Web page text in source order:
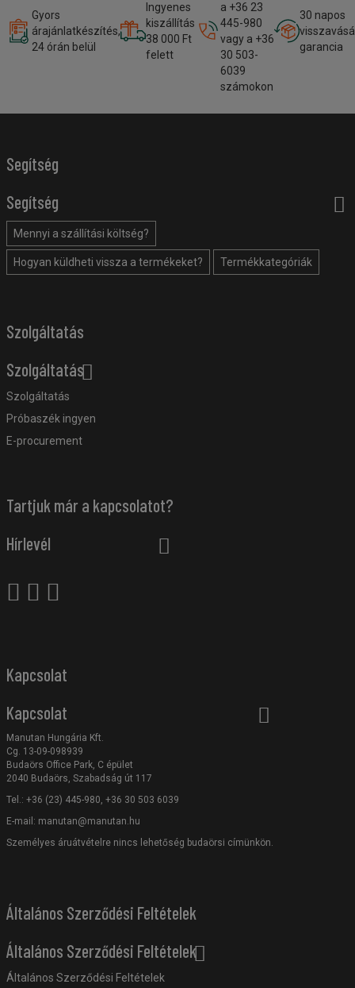
Gyors
árajánlatkészítés,
24 órán belül
Ingyenes
kiszállítás
38 000 Ft
felett
a +36 23
445-980
vagy a +36
30 503-
6039
számokon
30 napos
garancia
Segítség
Segítség
Mennyi a szállítási költség?
Hogyan küldheti vissza a termékeket? Termékkategóriák
Szolgáltatás
Szolgáltatás
Szolgáltatás
Próbaszék ingyen
E-procurement
Tartjuk már a kapcsolatot?
Hírlevél
Kapcsolat
Kapcsolat
Manutan Hungária Kft.
Cg. 13-09-098939
Budaörs Office Park, C épület
2040 Budaörs, Szabadság út 117
Tel.: +36 (23) 445-980, +36 30 503 6039
E-mail: manutan@manutan.hu
Személyes áruátvételre nincs lehetőség budaörsi címünkön.
Általános Szerződési Feltételek
Általános Szerződési Feltételek
Általános Szerződési Feltételek